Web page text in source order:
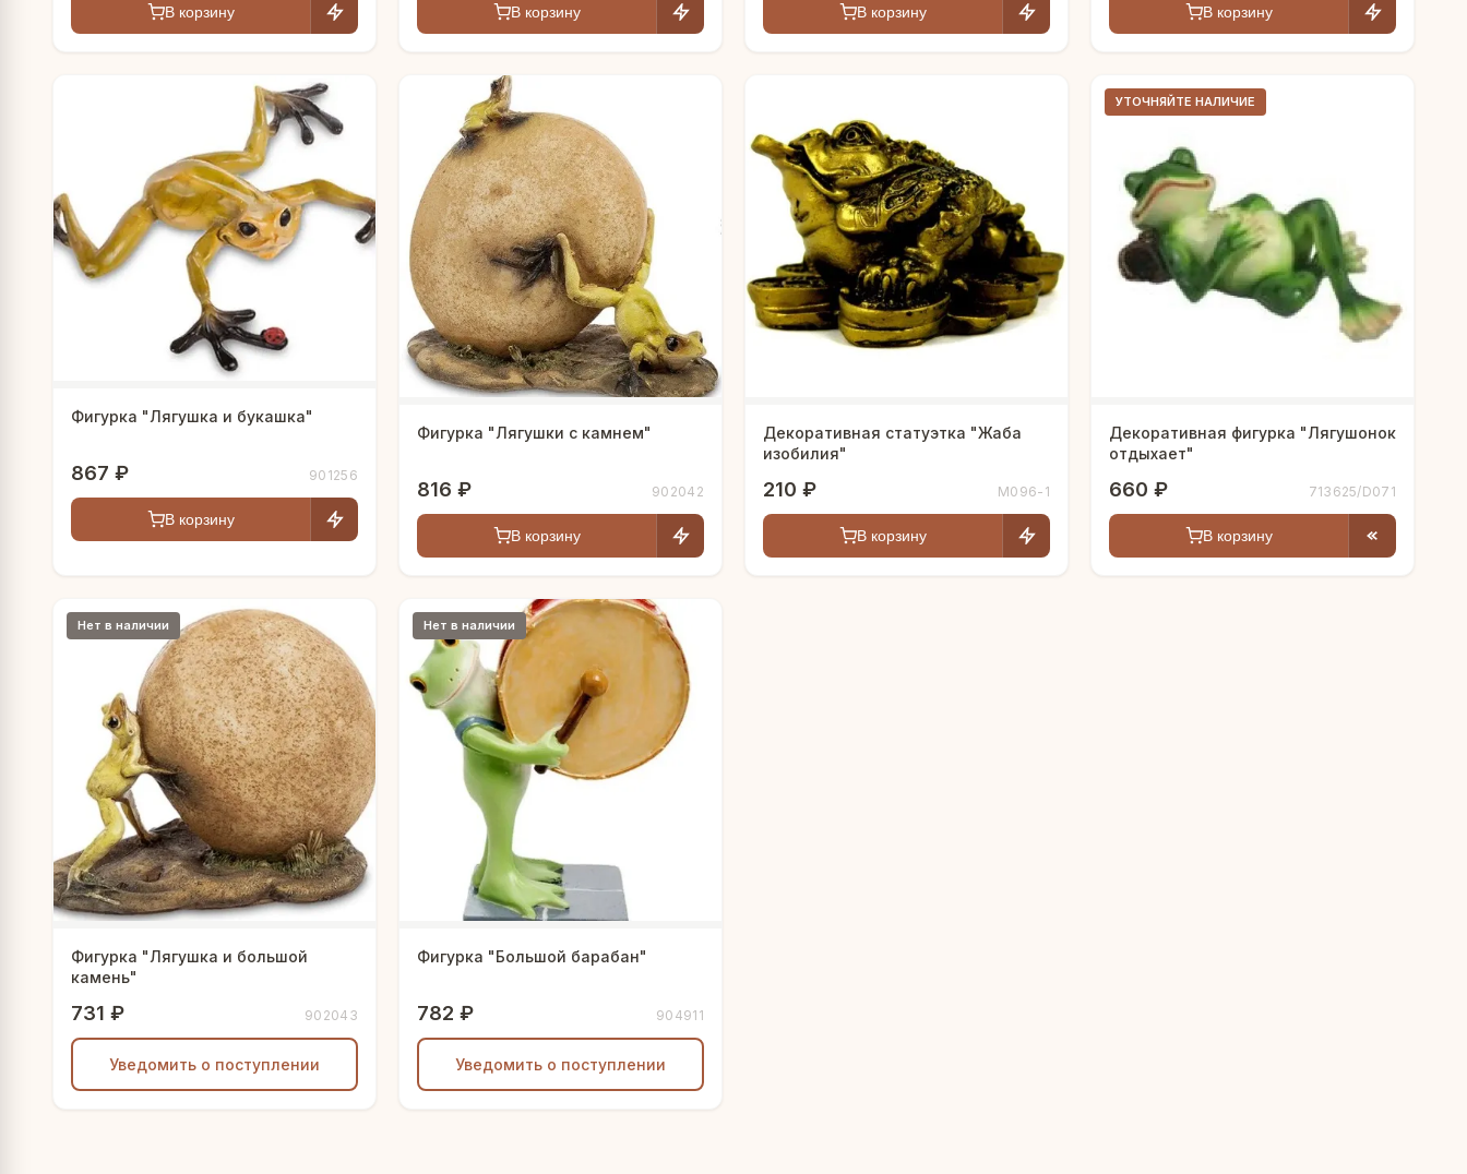
В корзину В корзину В корзину В корзину
Фигурка "Лягушка и букашка"
867 ₽ 901256
В корзину
Фигурка "Лягушки с камнем"
816 ₽ 902042
В корзину
Декоративная статуэтка "Жаба
изобилия"
210 ₽ M096-1
В корзину
УТОЧНЯЙТЕ НАЛИЧИЕ
Декоративная фигурка "Лягушонок
отдыхает"
660 ₽ 713625/D071
В корзину
Нет в наличии
Фигурка "Лягушка и большой
камень"
731 ₽ 902043
Уведомить о поступлении
Нет в наличии
Фигурка "Большой барабан"
782 ₽ 904911
Уведомить о поступлении